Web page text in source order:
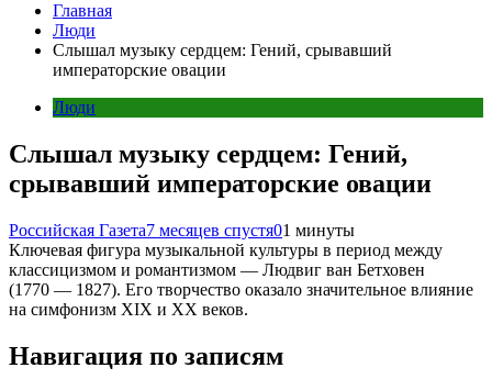
Главная
Люди
Слышал музыку сердцем: Гений, срывавший
императорские овации
Люди
Слышал музыку сердцем: Гений,
срывавший императорские овации
Российская Газета7 месяцев спустя01 минуты
Ключевая фигура музыкальной культуры в период между
классицизмом и романтизмом — Людвиг ван Бетховен
(1770 — 1827). Его творчество оказало значительное влияние
на симфонизм XIX и XX веков.
Навигация по записям